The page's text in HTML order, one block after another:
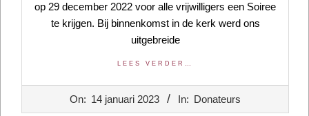
op 29 december 2022 voor alle vrijwilligers een Soiree
te krijgen. Bij binnenkomst in de kerk werd ons
uitgebreide
LEES VERDER…
On: 14 januari 2023 In: Donateurs